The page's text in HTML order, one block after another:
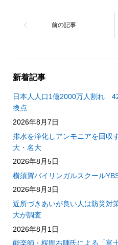
新着記事
日本人人口1億2000万人割れ
換点
2026年8月7日
排水を浄化しアンモニアを回
大・名大
2026年8月5日
横須賀バイリンガルスクール
2026年8月3日
近所づきあいが良い人は防災
大が調査
2026年8月1日
能楽師・桜間右陣氏による「富